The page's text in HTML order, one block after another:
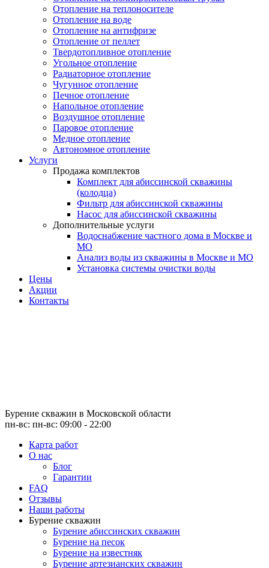
Отопление на теплоносителе
Отопление на воде
Отопление на антифризе
Отопление от пеллет
Твердотопливное отопление
Угольное отопление
Радиаторное отопление
Чугунное отопление
Печное отопление
Напольное отопление
Воздушное отопление
Паровое отопление
Медное отопление
Автономное отопление
Услуги
Продажа комплектов
Комплект для абиссинской скважины
(колодца)
Фильтр для абиссинской скважины
Насос для абиссинской скважины
Дополнительные услуги
Водоснабжение частного дома в Москве и
МО
Анализ воды из скважины в Москве и МО
Установка системы очистки воды
Цены
Акции
Контакты
Бурение скважин в Московской области
пн-вс: пн-вс: 09:00 - 22:00
Карта работ
О нас
Блог
Гарантии
FAQ
Отзывы
Наши работы
Бурение скважин
Бурение абиссинских скважин
Бурение на песок
Бурение на известняк
Бурение артезианских скважин